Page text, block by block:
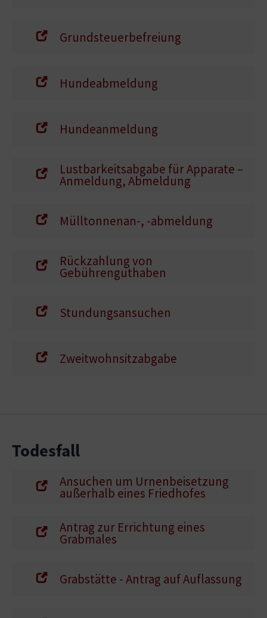
Grundsteuerbefreiung
Hundeabmeldung
Hundeanmeldung
Lustbarkeitsabgabe für Apparate –
Anmeldung, Abmeldung
Mülltonnenan-, -abmeldung
Rückzahlung von
Gebührenguthaben
Stundungsansuchen
Zweitwohnsitzabgabe
Todesfall
Ansuchen um Urnenbeisetzung
außerhalb eines Friedhofes
Antrag zur Errichtung eines
Grabmales
Grabstätte - Antrag auf Auflassung